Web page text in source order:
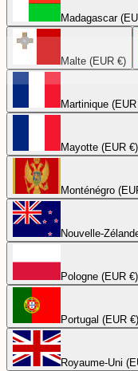
Madagascar
Malte (EUR €)
Martinique
Mayotte (EUR €)
Monténégro
Nouvelle-
Pologne (EUR €)
Portugal (EUR €)
Royaume-Uni